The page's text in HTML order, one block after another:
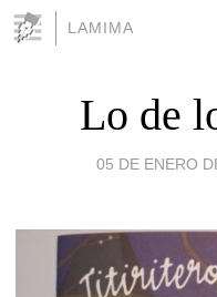
LAMIMA
Lo de
05 DE ENERO